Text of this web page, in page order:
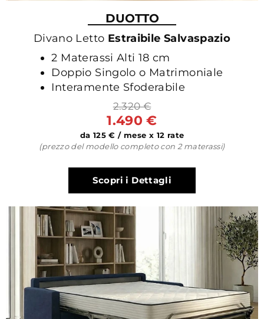
DUOTTO
Divano Letto Estraibile Salvaspazio
2 Materassi Alti 18 cm
Doppio Singolo o Matrimoniale
Interamente Sfoderabile
2.320 €
1.490 €
da 125 € / mese x 12 rate
(prezzo del modello completo con 2 materassi)
Scopri i Dettagli